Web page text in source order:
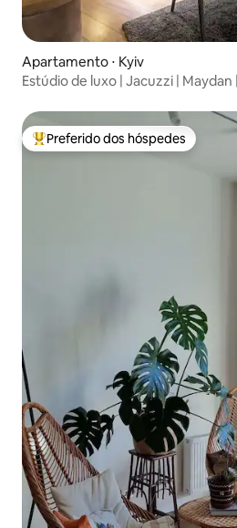
Apartamento ⋅ Kyiv
Estúdio de luxo | Jacuzzi |
Entre os melhores preferidos dos
Preferido dos hóspedes